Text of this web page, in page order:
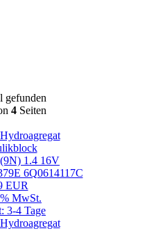
gefunden
4 Seiten
1.4 16V
6Q0614117C
EUR
MwSt.
3-4 Tage